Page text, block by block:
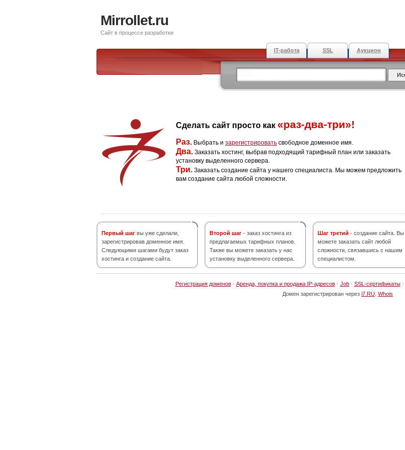
Mirrollet.ru
Сайт в процессе разработки
IT-работа SSL Аукцион
Сделать сайт просто как «раз-два-три»!
Раз. Выбрать и зарегистрировать свободное доменное имя.
Два. Заказать хостинг, выбрав подходящий тарифный план или заказать
установку выделенного сервера.
Три. Заказать создание сайта у нашего специалиста. Мы можем предложить
вам создание сайта любой сложности.
Первый шаг вы уже сделали,
зарегистрировав доменное имя.
Следующими шагами будут заказ
хостинга и создание сайта.
Второй шаг - заказ хостинга из
предлагаемых тарифных планов.
Также вы можете заказать у нас
установку выделенного сервера.
Шаг третий - создание сайта. Вы
можете заказать сайт любой
сложности, связавшись с нашим
специалистом.
Регистрация доменов· Аренда, покупка и продажа IP-адресов· Job· SSL-сертификаты·
Домен зарегистрирован через i7.RU Whois